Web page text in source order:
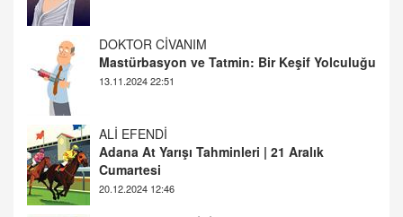
DOKTOR CİVANIM
Mastürbasyon ve Tatmin: Bir Keşif Yolculuğu
13.11.2024 22:51
ALİ EFENDİ
Adana At Yarışı Tahminleri | 21 Aralık
Cumartesi
20.12.2024 12:46